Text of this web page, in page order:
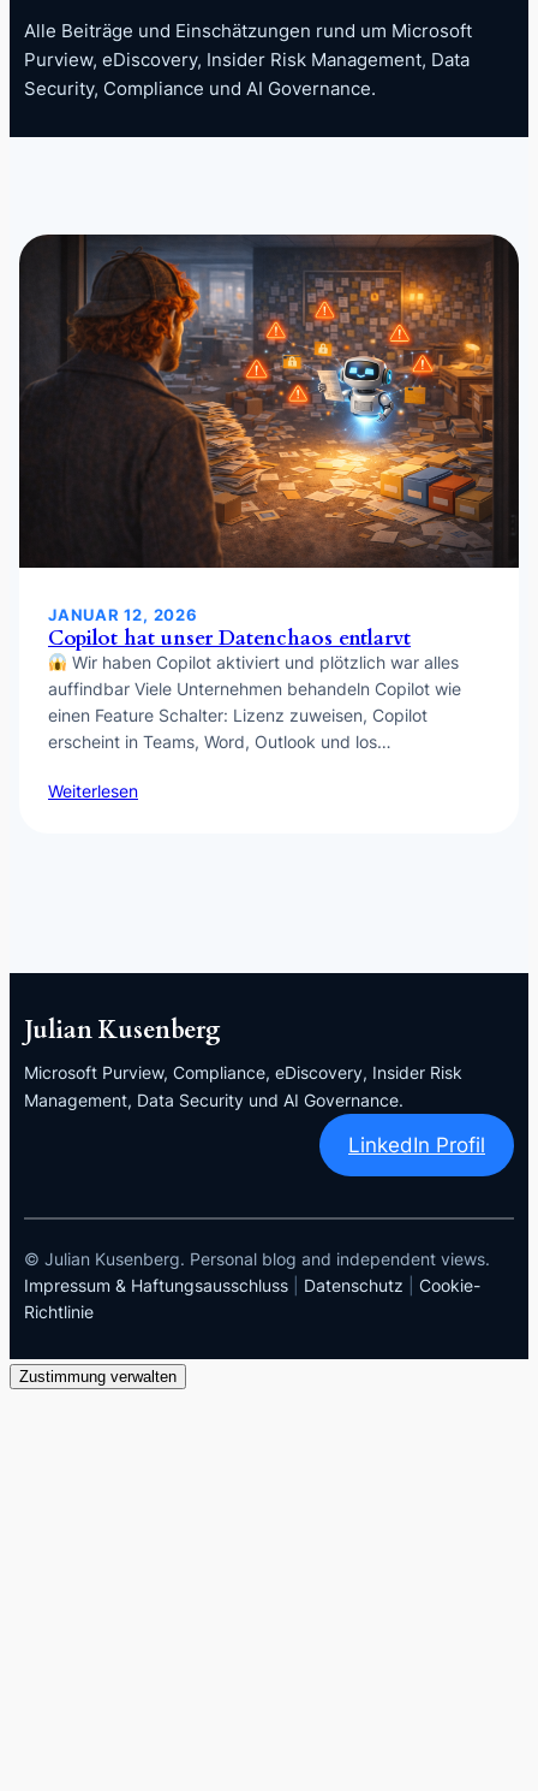
Alle Beiträge und Einschätzungen rund um Microsoft
Purview, eDiscovery, Insider Risk Management, Data
Security, Compliance und AI Governance.
JANUAR 12, 2026
Copilot hat unser Datenchaos entlarvt
Wir haben Copilot aktiviert und plötzlich war alles
auffindbar Viele Unternehmen behandeln Copilot wie
einen Feature Schalter: Lizenz zuweisen, Copilot
erscheint in Teams, Word, Outlook und los…
Weiterlesen
Julian Kusenberg
Microsoft Purview, Compliance, eDiscovery, Insider Risk
Management, Data Security und AI Governance.
LinkedIn Profil
© Julian Kusenberg. Personal blog and independent views.
Impressum & Haftungsausschluss
Datenschutz
Cookie-
Richtlinie
Zustimmung verwalten